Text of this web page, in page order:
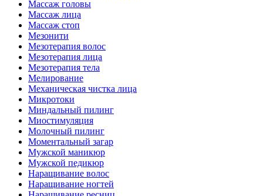
Массаж головы
Массаж лица
Массаж стоп
Мезонити
Мезотерапия волос
Мезотерапия лица
Мезотерапия тела
Мелирование
Механическая чистка лица
Микротоки
Миндальный пилинг
Миостимуляция
Молочный пилинг
Моментальный загар
Мужской маникюр
Мужской педикюр
Наращивание волос
Наращивание ногтей